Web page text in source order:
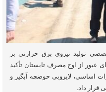
تولید نیروی برق حرارتی بر
عبور از اوج مصرف تابستان تأکید
اساسی، لایروبی حوضچه آبگیر و
قرار داد.